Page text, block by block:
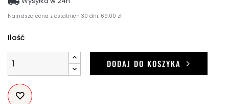
Najniższa cena z ostatnich 30 dni: 69.00 zł
Ilość
DODAJ DO KOSZYKA